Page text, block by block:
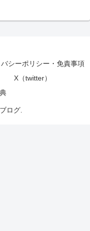
シーポリシー・免責事項
X（twitter）
ログ.